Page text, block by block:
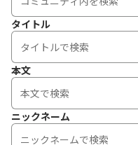
タイトル
本文
ニックネーム